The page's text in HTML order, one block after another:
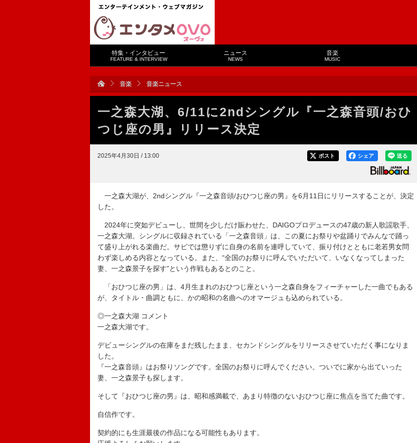
特集・インタビュー
FEATURE & INTERVIEW
ニュース
NEWS
音楽
MUSIC
音楽 音楽ニュース
一之森大湖、6/11に2ndシングル『一之森音頭/おひ
つじ座の男』リリース決定
2025年4月30日 / 13:00 送る
シェア
ポスト
一之森大湖が、2ndシングル『一之森音頭/おひつじ座の男』を6月11日にリリースすることが、決定
した。
2024年に突如デビューし、世間を少しだけ賑わせた、DAIGOプロデュースの47歳の新人歌謡歌手、
一之森大湖。シングルに収録されている「一之森音頭」は、この夏にお祭りや盆踊りでみんなで踊っ
て盛り上がれる楽曲だ。サビでは懲りずに自身の名前を連呼していて、振り付けとともに老若男女問
わず楽しめる内容となっている。また、“全国のお祭りに呼んでいただいて、いなくなってしまった
妻、一之森景子を探す”という作戦もあるとのこと。
「おひつじ座の男」は、4月生まれのおひつじ座という一之森自身をフィーチャーした一曲でもある
が、タイトル・曲調ともに、かの昭和の名曲へのオマージュも込められている。
◎一之森大湖 コメント
一之森大湖です。
デビューシングルの在庫をまだ残したまま、セカンドシングルをリリースさせていただく事になりま
した。
『一之森音頭』はお祭りソングです。全国のお祭りに呼んでください。ついでに家から出ていった
妻、一之森景子も探します。
そして『おひつじ座の男』は、昭和感満載で、あまり特徴のないおひつじ座に焦点を当てた曲です。
自信作です。
契約的にも生涯最後の作品になる可能性もあります。